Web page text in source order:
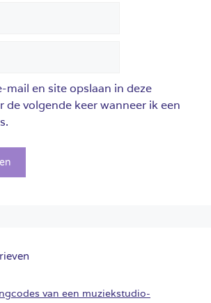
mail en site opslaan in deze
de volgende keer wanneer ik een
van een muziekstudio-